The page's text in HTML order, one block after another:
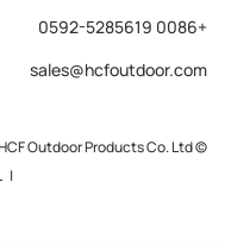
+0086 0592-5285619
sales@hcfoutdoor.com
© Xiamen HCF Outdoor Products Co. Ltd. جميع الحقوق محفوظة .
|